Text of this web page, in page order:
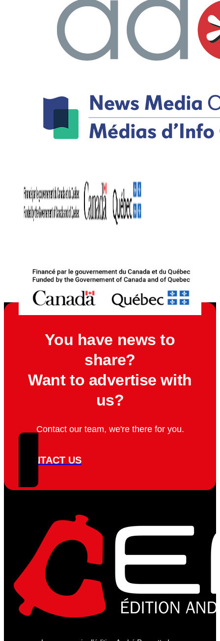
You have news to
share?
Want to advertise with
us?
Contact our team, we're there for you.
CONTACT US